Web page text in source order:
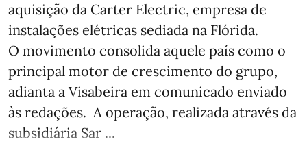
aquisição da Carter Electric, empresa de
instalações elétricas sediada na Flórida.
O movimento consolida aquele país como o
principal motor de crescimento do grupo,
adianta a Visabeira em comunicado enviado
às redações. A operação, realizada através da
subsidiária Sar ...